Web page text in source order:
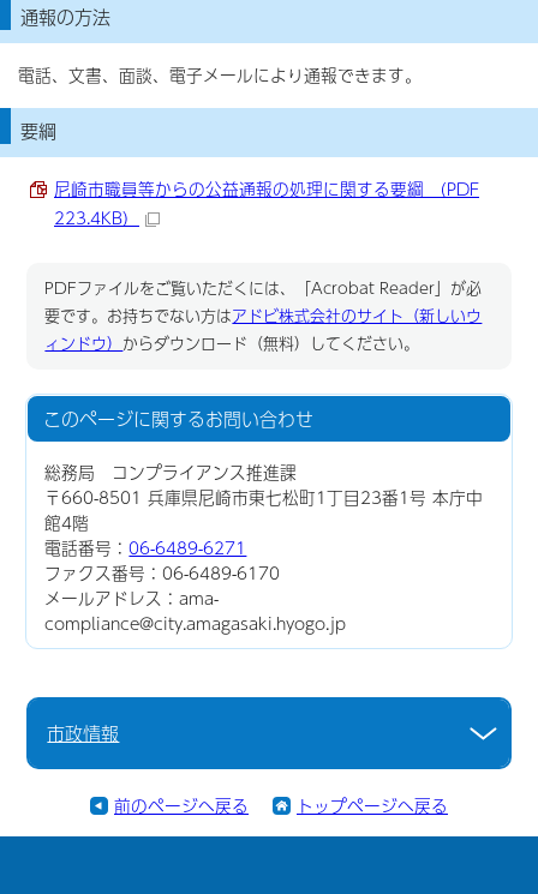
通報の方法
電話、文書、面談、電子メールにより通報できます。
要綱
尼崎市職員等からの公益通報の処理に関する要綱 （PDF
223.4KB）
PDFファイルをご覧いただくには、「Acrobat Reader」が必
要です。お持ちでない方はアドビ株式会社のサイト（新しいウ
ィンドウ） からダウンロード（無料）してください。
このページに関するお問い合わせ
総務局 コンプライアンス推進課
〒660-8501 兵庫県尼崎市東七松町1丁目23番1号 本庁中
館4階
電話番号：06-6489-6271
ファクス番号：06-6489-6170
メールアドレス：ama-
compliance@city.amagasaki.hyogo.jp
市政情報
前のページへ戻る トップページへ戻る